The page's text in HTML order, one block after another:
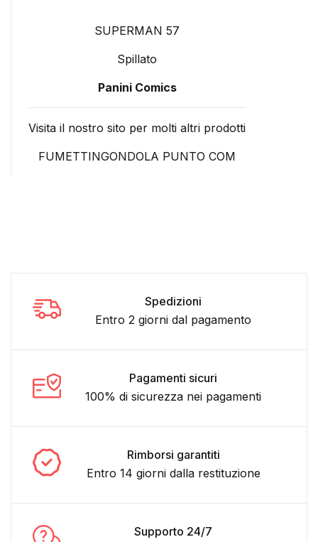
SUPERMAN 57
Spillato
Panini Comics
Visita il nostro sito per molti altri prodotti
FUMETTINGONDOLA PUNTO COM
Spedizioni
Entro 2 giorni dal pagamento
Pagamenti sicuri
100% di sicurezza nei pagamenti
Rimborsi garantiti
Entro 14 giorni dalla restituzione
Supporto 24/7